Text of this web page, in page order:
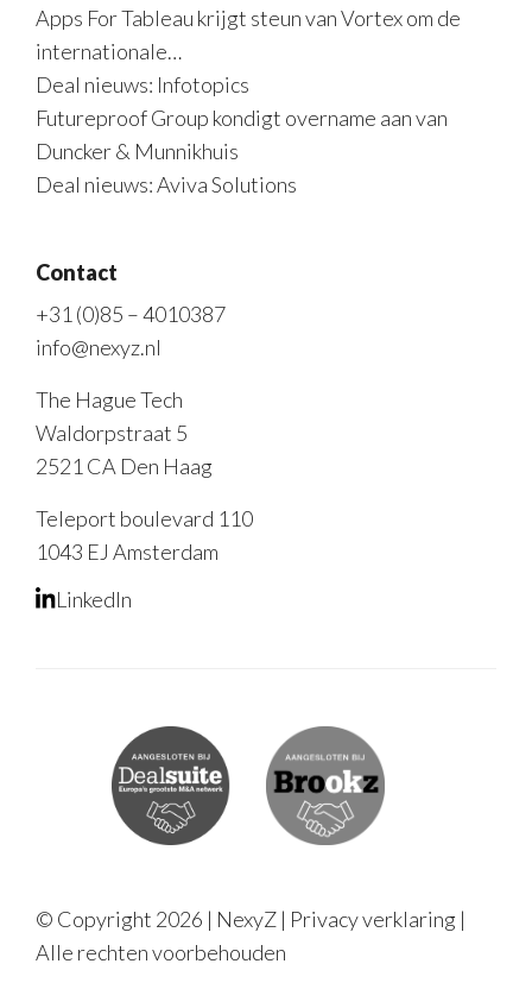
Apps For Tableau krijgt steun van Vortex om de
internationale…
Deal nieuws: Infotopics
Futureproof Group kondigt overname aan van
Duncker & Munnikhuis
Deal nieuws: Aviva Solutions
Contact
+31 (0)85 – 4010387
info@nexyz.nl
The Hague Tech
Waldorpstraat 5
2521 CA Den Haag
Teleport boulevard 110
1043 EJ Amsterdam
LinkedIn
© Copyright 2026 | NexyZ | Privacy verklaring |
Alle rechten voorbehouden